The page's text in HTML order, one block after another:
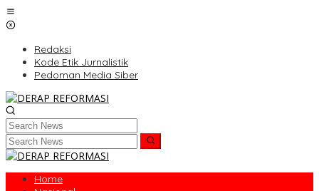
Skip
to
Redaksi
Kode Etik Jurnalistik
Pedoman Media Siber
Home